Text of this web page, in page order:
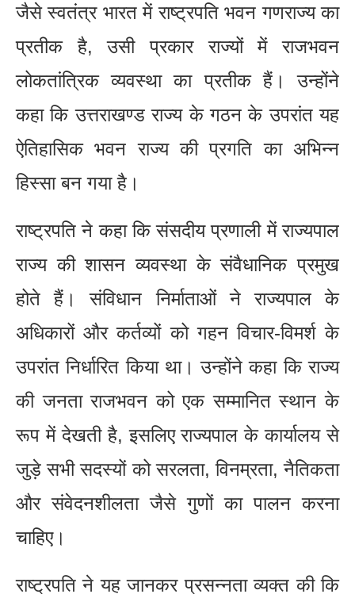
जैसे स्वतंत्र भारत में राष्ट्रपति भवन गणराज्य का
प्रतीक है, उसी प्रकार राज्यों में राजभवन
लोकतांत्रिक व्यवस्था का प्रतीक हैं। उन्होंने
कहा कि उत्तराखण्ड राज्य के गठन के उपरांत यह
ऐतिहासिक भवन राज्य की प्रगति का अभिन्न
हिस्सा बन गया है।
राष्ट्रपति ने कहा कि संसदीय प्रणाली में राज्यपाल
राज्य की शासन व्यवस्था के संवैधानिक प्रमुख
होते हैं। संविधान निर्माताओं ने राज्यपाल के
अधिकारों और कर्तव्यों को गहन विचार-विमर्श के
उपरांत निर्धारित किया था। उन्होंने कहा कि राज्य
की जनता राजभवन को एक सम्मानित स्थान के
रूप में देखती है, इसलिए राज्यपाल के कार्यालय से
जुड़े सभी सदस्यों को सरलता, विनम्रता, नैतिकता
और संवेदनशीलता जैसे गुणों का पालन करना
चाहिए।
राष्ट्रपति ने यह जानकर प्रसन्नता व्यक्त की कि